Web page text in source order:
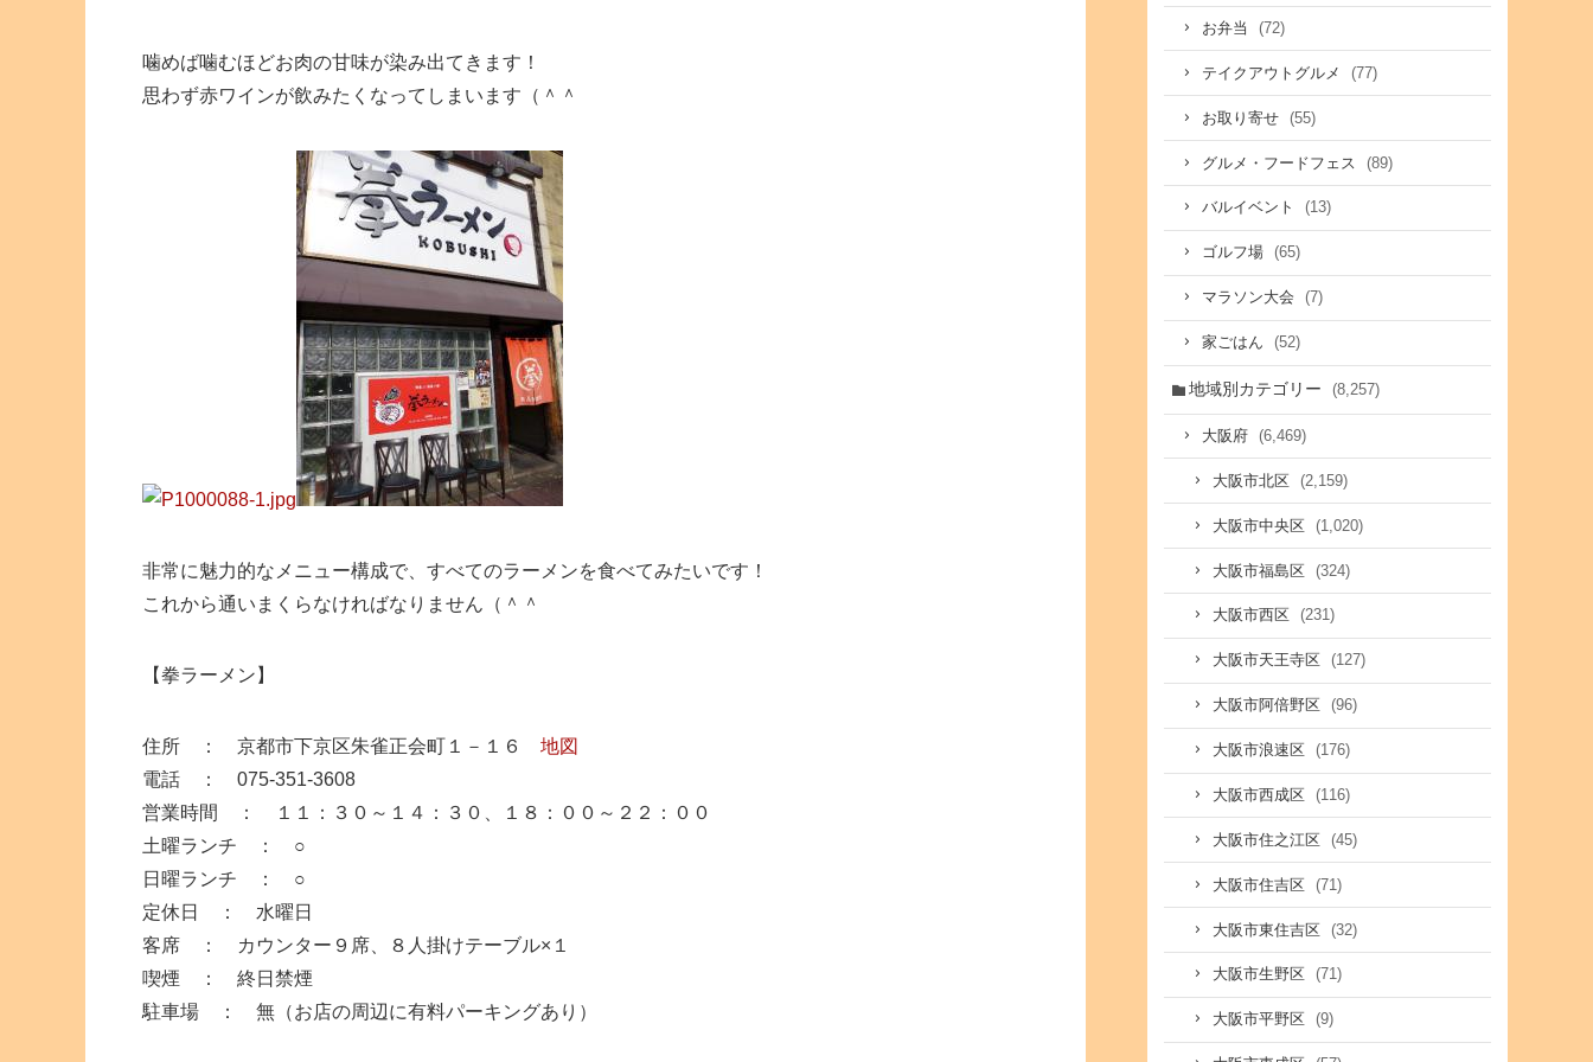
噛めば噛むほどお肉の甘味が染み出てきます！
思わず赤ワインが飲みたくなってしまいます（＾＾
非常に魅力的なメニュー構成で、すべてのラーメンを食べてみたいです！
これから通いまくらなければなりません（＾＾
【拳ラーメン】
住所 ： 京都市下京区朱雀正会町１－１６ 地図
電話 ： 075-351-3608
営業時間 ： １１：３０～１４：３０、１８：００～２２：００
土曜ランチ ： ○
日曜ランチ ： ○
定休日 ： 水曜日
客席 ： カウンター９席、８人掛けテーブル×１
喫煙 ： 終日禁煙
駐車場 ： 無（お店の周辺に有料パーキングあり）
お弁当 (72)
テイクアウトグルメ (77)
お取り寄せ (55)
グルメ・フードフェス (89)
バルイベント (13)
ゴルフ場 (65)
マラソン大会 (7)
家ごはん (52)
地域別カテゴリー (8,257)
大阪府 (6,469)
大阪市北区 (2,159)
大阪市中央区 (1,020)
大阪市福島区 (324)
大阪市西区 (231)
大阪市天王寺区 (127)
大阪市阿倍野区 (96)
大阪市浪速区 (176)
大阪市西成区 (116)
大阪市住之江区 (45)
大阪市住吉区 (71)
大阪市東住吉区 (32)
大阪市生野区 (71)
大阪市平野区 (9)